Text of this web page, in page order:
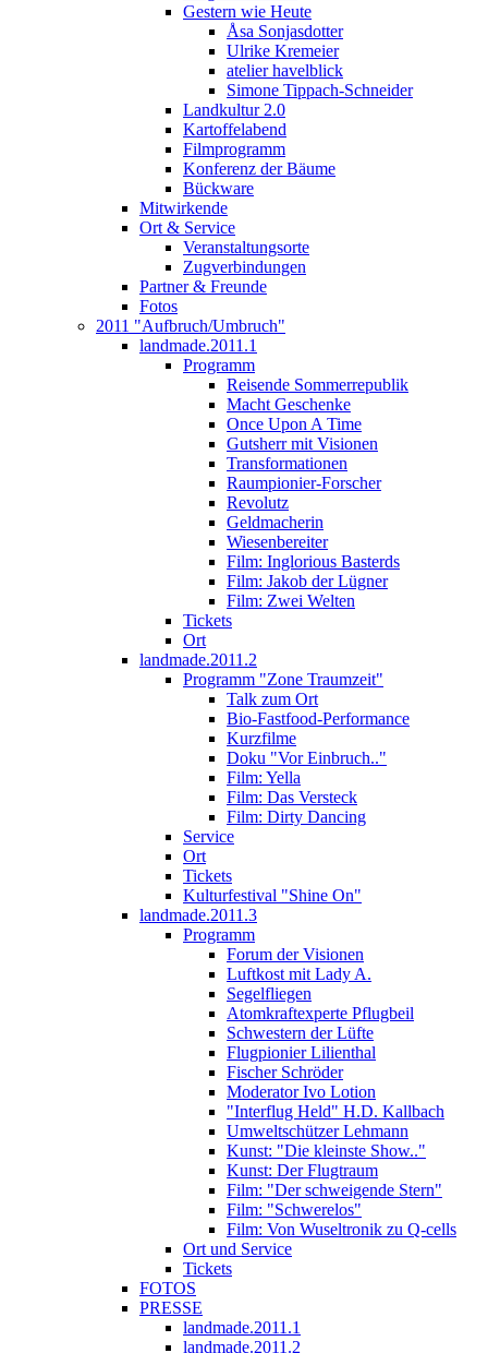
Gestern wie Heute
Åsa Sonjasdotter
Ulrike Kremeier
atelier havelblick
Simone Tippach-Schneider
Landkultur 2.0
Kartoffelabend
Filmprogramm
Konferenz der Bäume
Bückware
Mitwirkende
Ort & Service
Veranstaltungsorte
Zugverbindungen
Partner & Freunde
Fotos
2011 "Aufbruch/Umbruch"
landmade.2011.1
Programm
Reisende Sommerrepublik
Macht Geschenke
Once Upon A Time
Gutsherr mit Visionen
Transformationen
Raumpionier-Forscher
Revolutz
Geldmacherin
Wiesenbereiter
Film: Inglorious Basterds
Film: Jakob der Lügner
Film: Zwei Welten
Tickets
Ort
landmade.2011.2
Programm "Zone Traumzeit"
Talk zum Ort
Bio-Fastfood-Performance
Kurzfilme
Doku "Vor Einbruch.."
Film: Yella
Film: Das Versteck
Film: Dirty Dancing
Service
Ort
Tickets
Kulturfestival "Shine On"
landmade.2011.3
Programm
Forum der Visionen
Luftkost mit Lady A.
Segelfliegen
Atomkraftexperte Pflugbeil
Schwestern der Lüfte
Flugpionier Lilienthal
Fischer Schröder
Moderator Ivo Lotion
"Interflug Held" H.D. Kallbach
Umweltschützer Lehmann
Kunst: "Die kleinste Show.."
Kunst: Der Flugtraum
Film: "Der schweigende Stern"
Film: "Schwerelos"
Film: Von Wuseltronik zu Q-cells
Ort und Service
Tickets
FOTOS
PRESSE
landmade.2011.1
landmade.2011.2